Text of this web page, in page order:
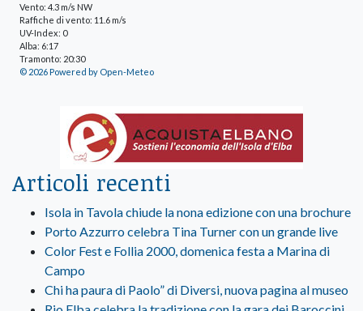
Vento: 4.3 m/s NW
Raffiche di vento: 11.6 m/s
UV-Index: 0
Alba: 6:17
Tramonto: 20:30
© 2026 Powered by Open-Meteo
Articoli recenti
Isola in Tavola chiude la nona edizione con una brochure
Porto Azzurro celebra Tina Turner con un grande live
Color Fest e Follia 2000, domenica festa a Marina di
Campo
Chi ha paura di Paolo” di Diversi, nuova pagina al museo